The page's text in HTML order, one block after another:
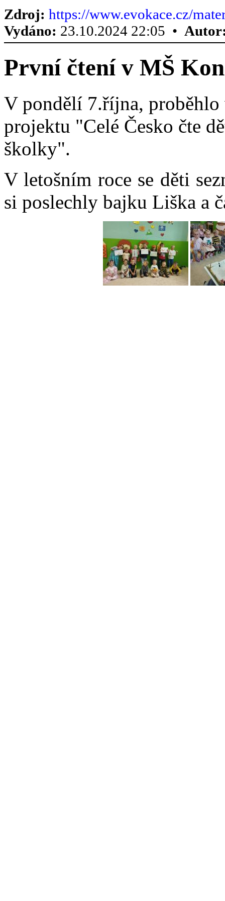
Zdroj: https://www.evokace.cz/
Vydáno: 23.10.2024 22:05 •
První čtení v MŠ
V pondělí 7.října,
projektu "Celé Česko čte
školky".
V letošním roce se děti
si poslechly bajku Liška a